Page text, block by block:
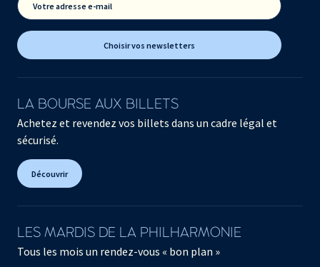
Votre adresse e-mail
Choisir vos newsletters
LA BOURSE AUX BILLETS
Achetez et revendez vos billets dans un cadre légal et
sécurisé.
Découvrir
LES MARDIS DE LA PHILHARMONIE
Tous les mois un rendez-vous « bon plan »